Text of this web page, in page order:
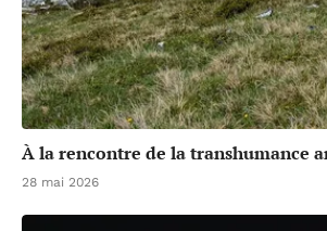
À la rencontre de la transhumance
28 mai 2026